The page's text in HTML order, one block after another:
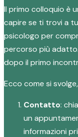
Il primo colloquio è
capire se ti trovi a
psicologo per
percorso più
dopo il primo
Ecco come si
Contatto:
un
informazioni